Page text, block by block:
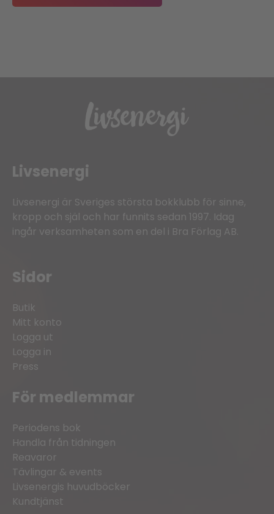
Livsenergi
Livsenergi är Sveriges största bokklubb för sinne,
kropp och själ och har funnits sedan 1997. Idag
ingår verksamheten som en del i Bra Förlag AB.
Sidor
Butik
Mitt konto
Logga ut
Logga in
Press
För medlemmar
Periodens bok
Handla från tidningen
Reavaror
Tävlingar & events
Livsenergis huvudböcker
Kundtjänst